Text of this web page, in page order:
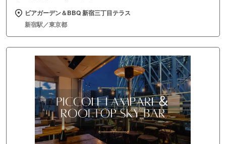
ビアガーデン＆BBQ 新宿三丁目テラス
新宿駅／東京都